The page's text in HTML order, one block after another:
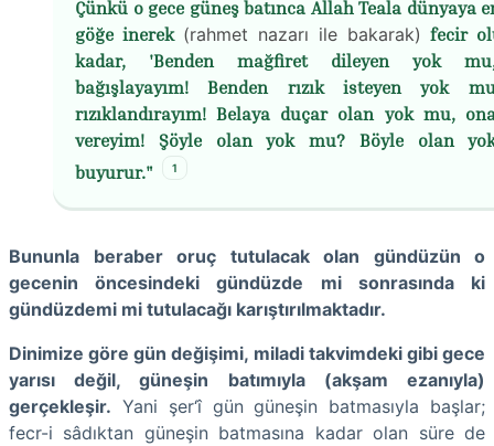
Çünkü o gece güneş batınca Allah Teala dünyaya
göğe inerek(rahmet nazarı ile bakarak)fecir
kadar, 'Benden mağfiret dileyen yok
bağışlayayım! Benden rızık isteyen yok
rızıklandırayım! Belaya duçar olan yok mu,
vereyim! Şöyle olan yok mu? Böyle olan
buyurur."
1
Bununla beraber oruç tutulacak olan gündüzün o
gecenin öncesindeki gündüzde mi sonrasında ki
gündüzdemi mi tutulacağı karıştırılmaktadır.
Dinimize göre gün değişimi, miladi takvimdeki gibi gece
yarısı değil, güneşin batımıyla (akşam ezanıyla)
gerçekleşir. Yani şer‘î gün güneşin batmasıyla başlar;
fecr-i sâdıktan güneşin batmasına kadar olan süre de